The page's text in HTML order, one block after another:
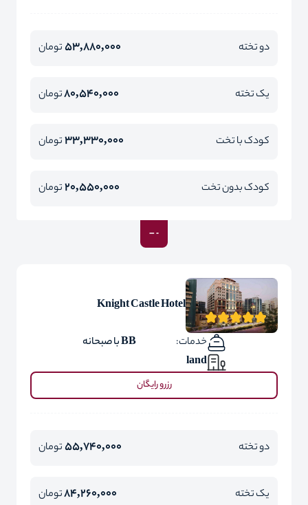
دو تخته 53,880,000تومان
یک تخته 80,540,000تومان
کودک با تخت 33,330,000تومان
کودک بدون تخت 20,550,000تومان
Knight Castle Hotel
خدمات:
BB با صبحانه
land
رزرو رایگان
دو تخته 55,740,000تومان
یک تخته 84,260,000تومان